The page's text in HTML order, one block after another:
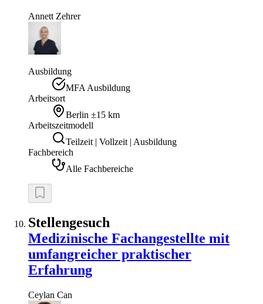
Annett Zehrer
Ausbildung
MFA Ausbildung
Arbeitsort
Berlin ±15 km
Arbeitszeitmodell
Teilzeit | Vollzeit | Ausbildung
Fachbereich
Alle Fachbereiche
Stellengesuch
Medizinische Fachangestellte mit
umfangreicher praktischer
Erfahrung
Ceylan Can